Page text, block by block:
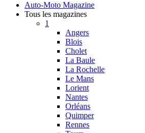
Auto-Moto Magazine
Tous les magazines
1
Angers
Blois
Cholet
La Baule
La Rochelle
Le Mans
Lorient
Nantes
Orléans
Quimper
Rennes